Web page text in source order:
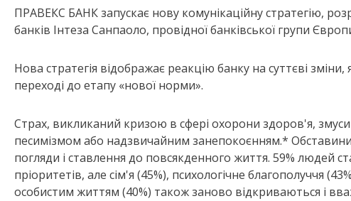
ПРАВЕКС БАНК запускає нову комунікаційну стратегію,
банків Інтеза Санпаоло, провідної банківської групи
Нова стратегія відображає реакцію банку на суттєві
переході до етапу «нової норми».
Страх, викликаний кризою в сфері охорони здоров'я,
песимізмом або надзвичайним занепокоєнням.* Обставини
погляди і ставлення до повсякденного життя. 59% людей
пріоритетів, але сім'я (45%), психологічне благополуччя
особистим життям (40%) також заново відкриваються і